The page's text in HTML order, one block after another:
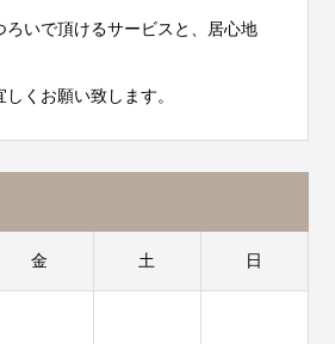
いで頂けるサービスと、居心地
くお願い致します。
金 土 日